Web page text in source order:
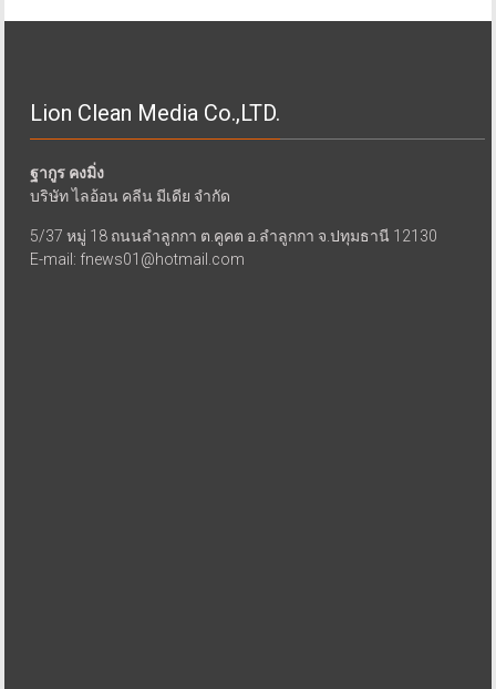
Lion Clean Media Co.,LTD.
ฐากูร คงมิ่ง
บริษัท ไลอ้อน คลีน มีเดีย จำกัด
5/37 หมู่ 18 ถนนลำลูกกา ต.คูคต อ.ลำลูกกา จ.ปทุมธานี 12130
E-mail: fnews01@hotmail.com